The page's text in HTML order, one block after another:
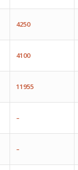
4250
4100
11955
–
–